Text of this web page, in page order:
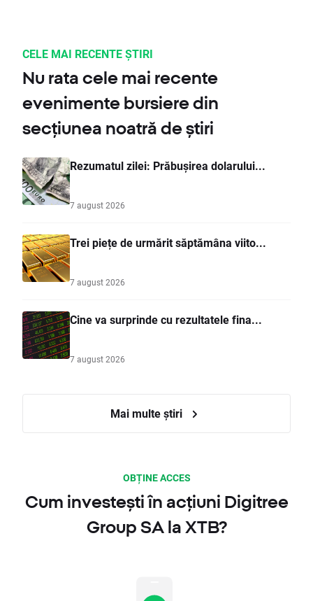
CELE MAI RECENTE ȘTIRI
Nu rata cele mai recente
evenimente bursiere din
secțiunea noatră de știri
Rezumatul zilei: Prăbușirea dolarului...
7 august 2026
Trei piețe de urmărit săptămâna viito...
7 august 2026
Cine va surprinde cu rezultatele fina...
7 august 2026
Mai multe știri
OBȚINE ACCES
Cum investești în acțiuni Digitree
Group SA la XTB?